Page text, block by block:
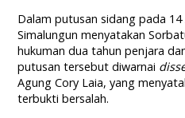
Dalam putusan sidang pada
Simalungun menyatakan
hukuman dua tahun penjara
putusan tersebut diwarnai
Agung Cory Laia, yang
terbukti bersalah.